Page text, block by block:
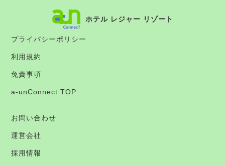
ホテル レジャー リゾート
プライバシーポリシー
利用規約
免責事項
a-unConnect TOP
お問い合わせ
運営会社
採用情報